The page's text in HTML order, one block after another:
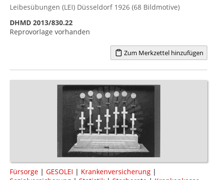
Leibesübungen (LEI) Düsseldorf 1926 (68 Bildmotive)
DHMD 2013/830.22
Reprovorlage vorhanden
Zum Merkzettel hinzufügen
Fürsorge | GESOLEI | Krankenversicherung |